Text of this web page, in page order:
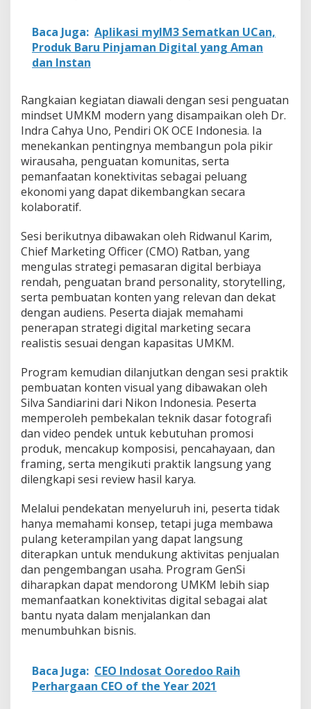
Baca Juga: Aplikasi myIM3 Sematkan UCan,
Produk Baru Pinjaman Digital yang Aman
dan Instan
Rangkaian kegiatan diawali dengan sesi penguatan
mindset UMKM modern yang disampaikan oleh Dr.
Indra Cahya Uno, Pendiri OK OCE Indonesia. Ia
menekankan pentingnya membangun pola pikir
wirausaha, penguatan komunitas, serta
pemanfaatan konektivitas sebagai peluang
ekonomi yang dapat dikembangkan secara
kolaboratif.
Sesi berikutnya dibawakan oleh Ridwanul Karim,
Chief Marketing Officer (CMO) Ratban, yang
mengulas strategi pemasaran digital berbiaya
rendah, penguatan brand personality, storytelling,
serta pembuatan konten yang relevan dan dekat
dengan audiens. Peserta diajak memahami
penerapan strategi digital marketing secara
realistis sesuai dengan kapasitas UMKM.
Program kemudian dilanjutkan dengan sesi praktik
pembuatan konten visual yang dibawakan oleh
Silva Sandiarini dari Nikon Indonesia. Peserta
memperoleh pembekalan teknik dasar fotografi
dan video pendek untuk kebutuhan promosi
produk, mencakup komposisi, pencahayaan, dan
framing, serta mengikuti praktik langsung yang
dilengkapi sesi review hasil karya.
Melalui pendekatan menyeluruh ini, peserta tidak
hanya memahami konsep, tetapi juga membawa
pulang keterampilan yang dapat langsung
diterapkan untuk mendukung aktivitas penjualan
dan pengembangan usaha. Program GenSi
diharapkan dapat mendorong UMKM lebih siap
memanfaatkan konektivitas digital sebagai alat
bantu nyata dalam menjalankan dan
menumbuhkan bisnis.
Baca Juga: CEO Indosat Ooredoo Raih
Perhargaan CEO of the Year 2021